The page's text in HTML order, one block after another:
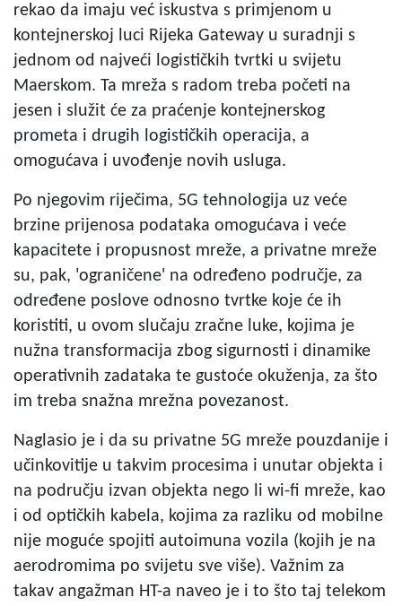
rekao da imaju već iskustva s primjenom u
kontejnerskoj luci Rijeka Gateway u suradnji s
jednom od najveći logističkih tvrtki u svijetu
Maerskom. Ta mreža s radom treba početi na
jesen i služit će za praćenje kontejnerskog
prometa i drugih logističkih operacija, a
omogućava i uvođenje novih usluga.
Po njegovim riječima, 5G tehnologija uz veće
brzine prijenosa podataka omogućava i veće
kapacitete i propusnost mreže, a privatne mreže
su, pak, 'ograničene' na određeno područje, za
određene poslove odnosno tvrtke koje će ih
koristiti, u ovom slučaju zračne luke, kojima je
nužna transformacija zbog sigurnosti i dinamike
operativnih zadataka te gustoće okuženja, za što
im treba snažna mrežna povezanost.
Naglasio je i da su privatne 5G mreže pouzdanije i
učinkovitije u takvim procesima i unutar objekta i
na području izvan objekta nego li wi-fi mreže, kao
i od optičkih kabela, kojima za razliku od mobilne
nije moguće spojiti autoimuna vozila (kojih je na
aerodromima po svijetu sve više). Važnim za
takav angažman HT-a naveo je i to što taj telekom